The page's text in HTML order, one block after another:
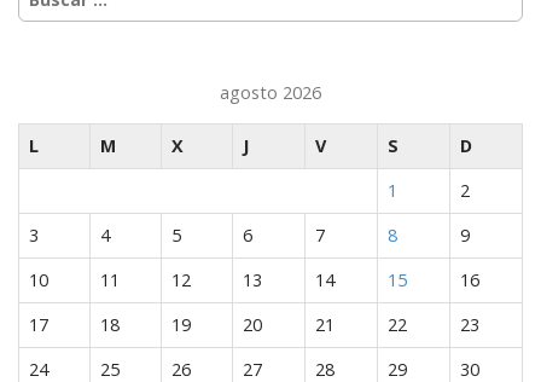
agosto 2026
L M X J V S
D
1
2
3
4 5 6 7 8
9
10
11 12 13 14 15
16
17
18 19 20 21 22
23
24
25 26 27 28 29
30